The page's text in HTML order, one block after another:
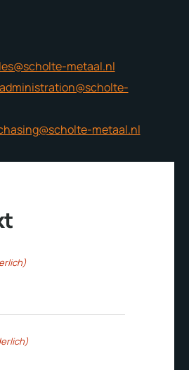
metaal.nl
administration@scholte-
metaal.nl